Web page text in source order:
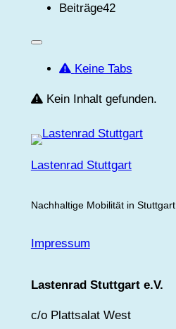
Beiträge42
Keine Tabs
Kein Inhalt gefunden.
Lastenrad Stuttgart
Nachhaltige Mobilität in Stuttgart
Impressum
Lastenrad Stuttgart e.V.
c/o Plattsalat West